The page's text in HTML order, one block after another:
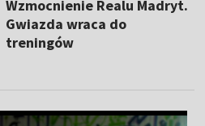
Wzmocnienie Realu Madryt.
Gwiazda wraca do
treningów